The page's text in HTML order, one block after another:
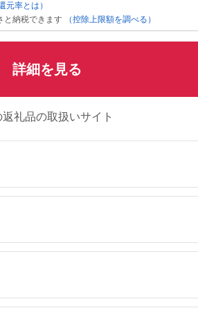
元率とは）
と納税できます
（控除上限額を調べる）
詳細を見る
返礼品の取扱いサイト